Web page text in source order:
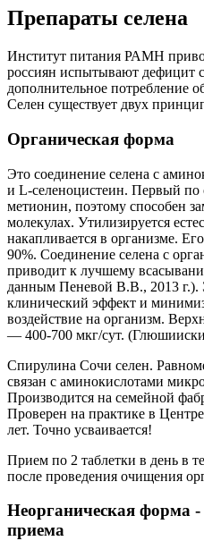
Препараты селена
Институт питания РАМН
россиян испытывают дефицит
дополнительное потребление
Селен существует двух
Органическая форма
Это соединение селена с
и L-селеноцистеин. Первый по
метионин, поэтому способен
молекулах. Утилизируется
накапливается в организме.
90%. Соединение селена с
приводит к лучшему
данным Пеневой В.В., 2013 г.).
клинический эффект и
воздействие на организм.
— 400-700 мкг/сут.
Спирулина Сочи селен.
связан с аминокислотами
Производится на семейной
Проверен на практике в
лет. Точно усваивается!
Прием по 2 таблетки в день в
после проведения очищения
Неорганическая форма
приема